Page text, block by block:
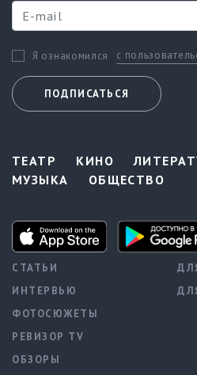
Я ознакомился с
ПОДПИСАТЬСЯ
ТЕАТР КИНО
МУЗЫКА
ОБЩЕСТВО
СТАТЬИ
ИНТЕРВЬЮ
ФОТОСЮЖЕТЫ
РЕВИЗОР TV
ОБЗОРЫ